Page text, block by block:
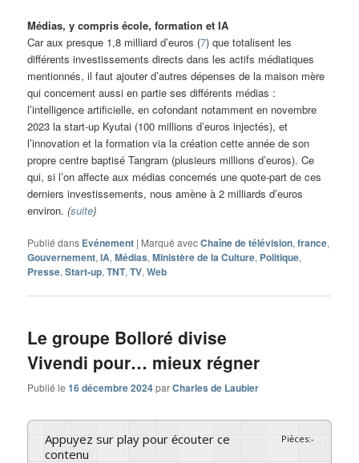
Médias, y compris école, formation et IA
Car aux presque 1,8 milliard d’euros (7) que totalisent les
différents investissements directs dans les actifs médiatiques
mentionnés, il faut ajouter d’autres dépenses de la maison mère
qui concernent aussi en partie ses différents médias :
l’intelligence artificielle, en cofondant notamment en novembre
2023 la start-up Kyutai (100 millions d’euros injectés), et
l’innovation et la formation via la création cette année de son
propre centre baptisé Tangram (plusieurs millions d’euros). Ce
qui, si l’on affecte aux médias concernés une quote-part de ces
derniers investissements, nous amène à 2 milliards d’euros
environ.(suite)
Publié dans Evénement | Marqué avecChaîne de télévision,france,
Gouvernement,IA,Médias,Ministère de la Culture, Politique,
Presse,Start-up,TNT,TV,Web
Le groupe Bolloré divise
Vivendi pour… mieux régner
Publié le16 décembre 2024parCharles de Laubier
Appuyez sur play pour écouter ce
contenu
Pièces:-